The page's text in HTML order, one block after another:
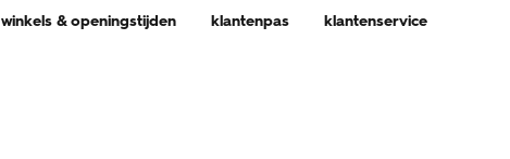
winkels & openingstijden klantenpas klantenservice